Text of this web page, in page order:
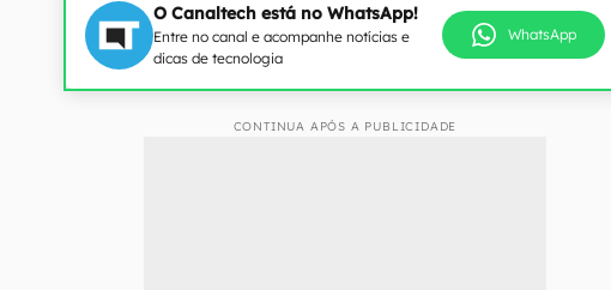
O Canaltech está no WhatsApp!
Entre no canal e acompanhe notícias e
dicas de tecnologia
WhatsApp
CONTINUA APÓS A PUBLICIDADE